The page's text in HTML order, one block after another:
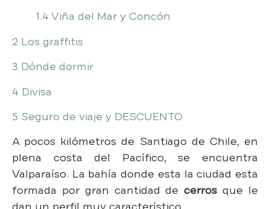
1.4 Viña del Mar y Concón
2 Los graffitis
3 Dónde dormir
4 Divisa
5 Seguro de viaje y DESCUENTO
A pocos kilómetros de Santiago de Chile, en
plena costa del Pacífico, se encuentra
Valparaíso. La bahía donde esta la ciudad esta
formada por gran cantidad decerros que le